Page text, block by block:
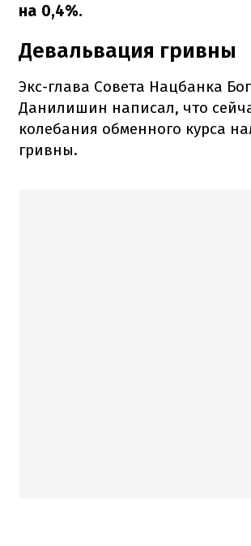
на 0,4%.
Девальвация гривны
Экс-глава Совета Нацбанка
Данилишин написал, что
колебания обменного курса
гривны.